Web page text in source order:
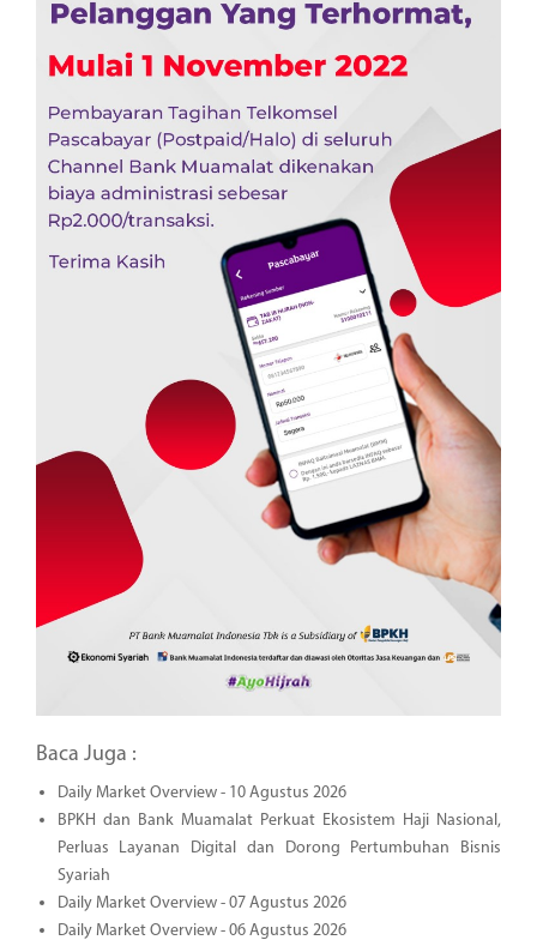
Baca Juga :
Daily Market Overview - 10 Agustus 2026
BPKH dan Bank Muamalat Perkuat Ekosistem Haji Nasional,
Perluas Layanan Digital dan Dorong Pertumbuhan Bisnis
Syariah
Daily Market Overview - 07 Agustus 2026
Daily Market Overview - 06 Agustus 2026